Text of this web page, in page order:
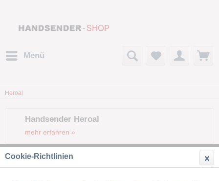
Menü
Heroal
Handsender Heroal
mehr erfahren »
Filtern
Cookie-Richtlinien